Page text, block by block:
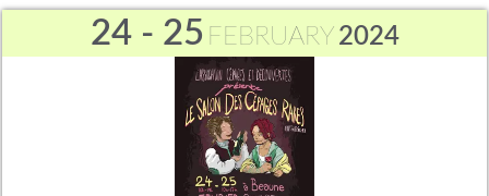
24 - 25 FEBRUARY 2024